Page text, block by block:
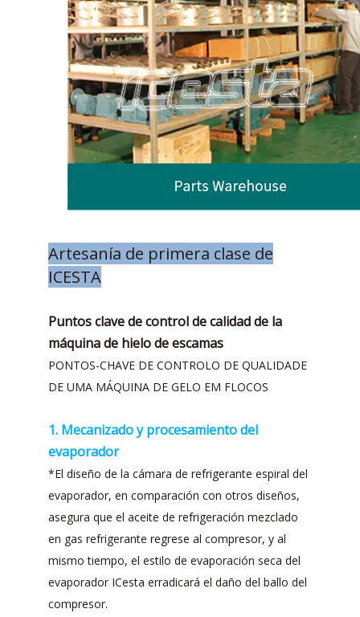
Artesanía de primera clase de
ICESTA
Puntos clave de control de calidad de la
máquina de hielo de escamas
PONTOS-CHAVE DE CONTROLO DE QUALIDADE
DE UMA MÁQUINA DE GELO EM FLOCOS
1. Mecanizado y procesamiento del
evaporador
*El diseño de la cámara de refrigerante espiral del
evaporador, en comparación con otros diseños,
asegura que el aceite de refrigeración mezclado
en gas refrigerante regrese al compresor, y al
mismo tiempo, el estilo de evaporación seca del
evaporador ICesta erradicará el daño del ballo del
compresor.